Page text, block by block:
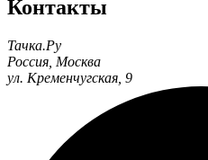
Контакты
Тачка.Ру
Россия Москва
ул. Кременчугская, 9